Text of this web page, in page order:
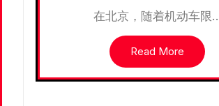
在北京，随着机动车限
Read More